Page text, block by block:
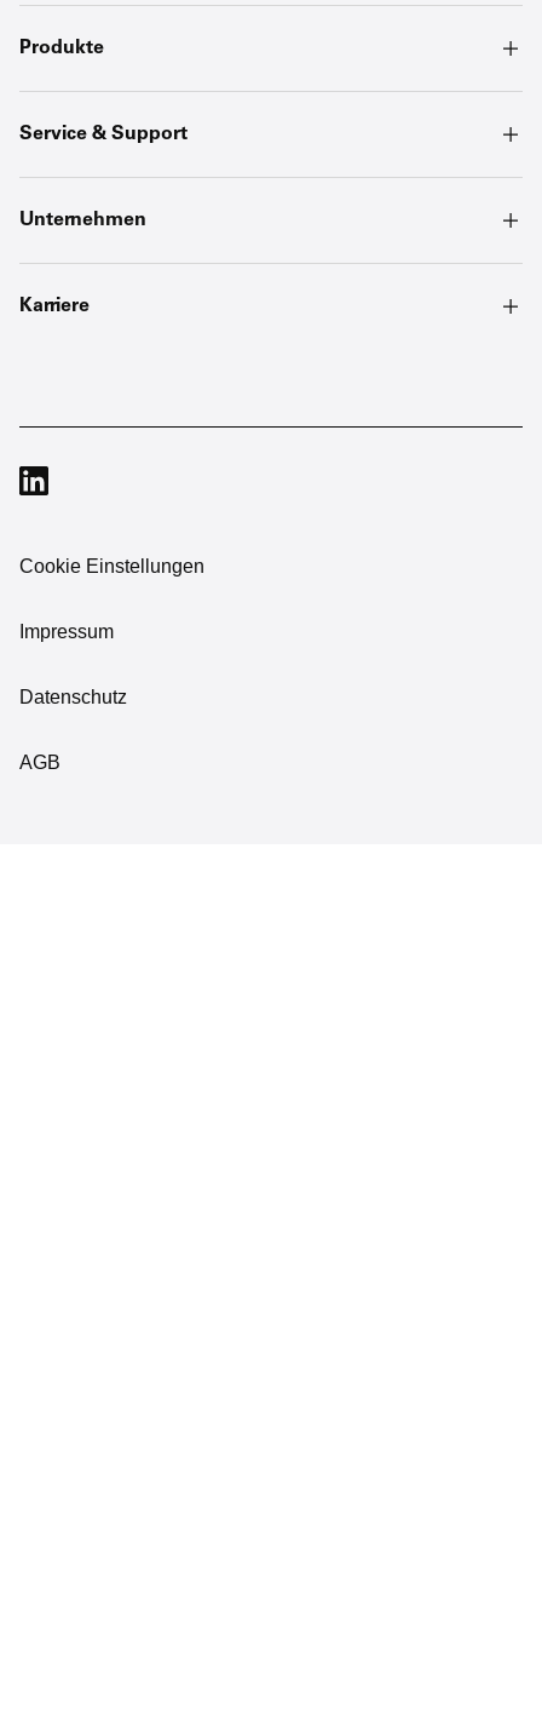
Produkte
Service & Support
Unternehmen
Karriere
Cookie Einstellungen
Impressum
Datenschutz
AGB